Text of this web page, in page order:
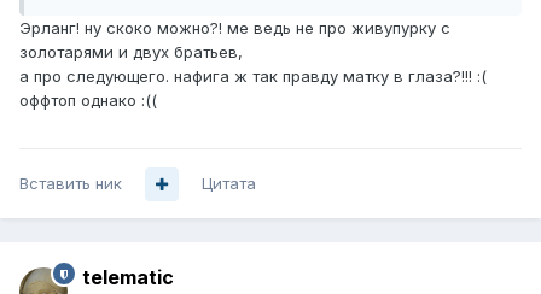
Эрланг! ну скоко можно?! ме ведь не про живупурку с
золотарями и двух братьев,
а про следующего. нафига ж так правду матку в глаза?!!! :(
оффтоп однако :((
Вставить ник Цитата
telematic